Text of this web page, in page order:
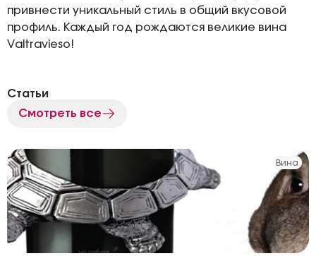
привнести уникальный стиль в общий вкусовой
профиль. Каждый год рождаются великие вина
Valtravieso!
Статьи
Смотреть все
Вина